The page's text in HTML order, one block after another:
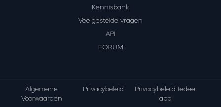
Kennisbank
Veelgestelde vragen
API
FORUM
Algemene
Voorwaarden
Privacybeleid
Privacybeleid tedee
app